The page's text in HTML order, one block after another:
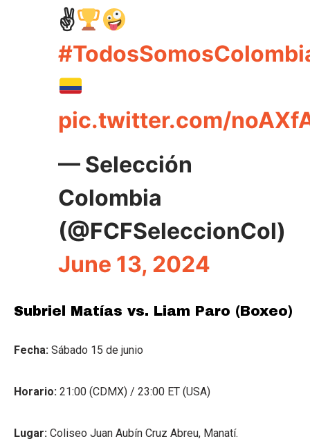
✌
pic.twitter.com/
— Selección
Colombia
(@FCFSeleccionCol)
June 13, 2024
Subriel Matías vs. Liam Paro (Boxeo)
Fecha: Sábado 15 de junio
Horario: 21:00 (CDMX) / 23:00 ET (USA)
Lugar: Coliseo Juan Aubín Cruz Abreu, Manatí.